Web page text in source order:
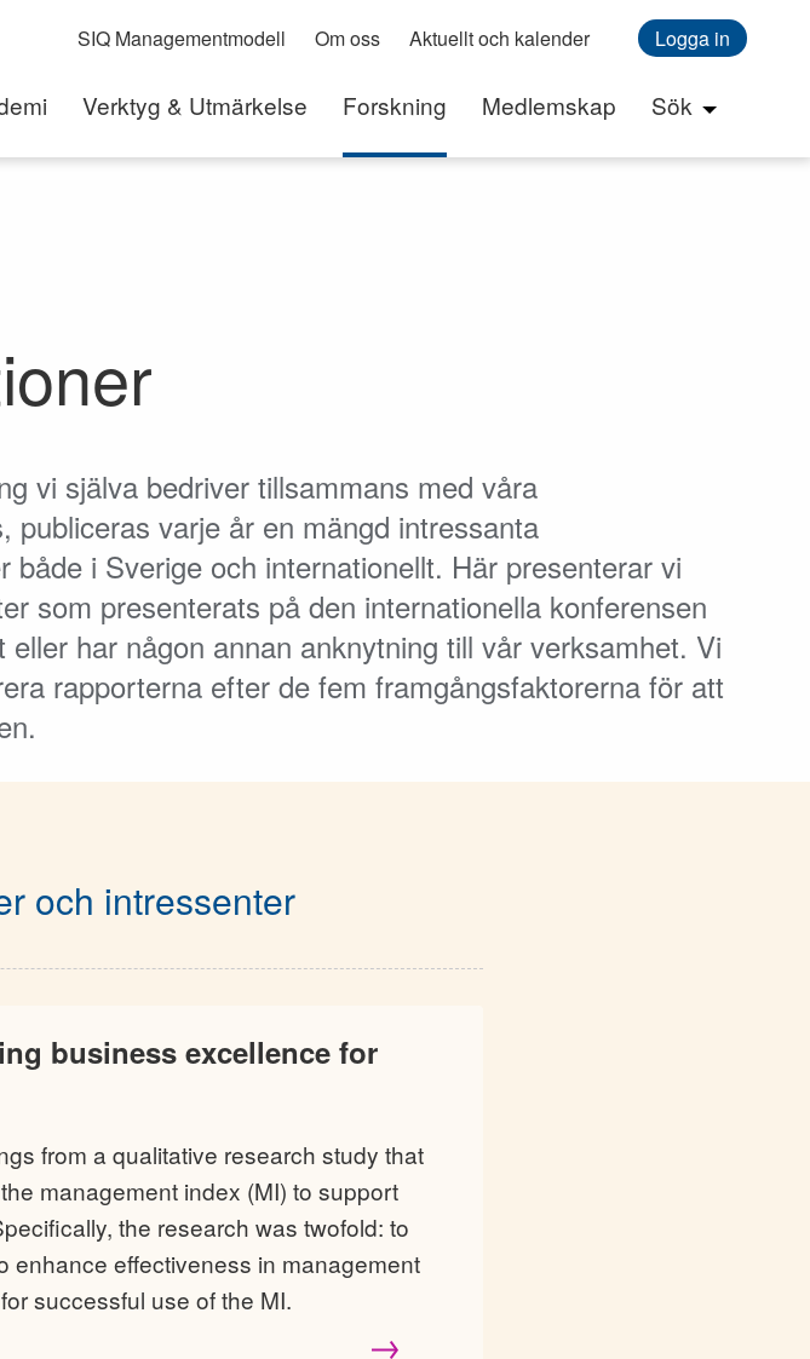
SIQ Managementmodell Om oss Aktuellt och kalender Logga in
Verktyg & Utmärkelse Forskning Medlemskap Sök
vi själva bedriver tillsammans med våra
publiceras varje år en mängd intressanta
både i Sverige och internationellt. Här presenterar vi
som presenterats på den internationella konferensen
eller har någon annan anknytning till vår verksamhet. Vi
rapporterna efter de fem framgångsfaktorerna för att
och intressenter
business excellence for
from a qualitative research study that
management index (MI) to support
the research was twofold: to
enhance effectiveness in management
successful use of the MI.